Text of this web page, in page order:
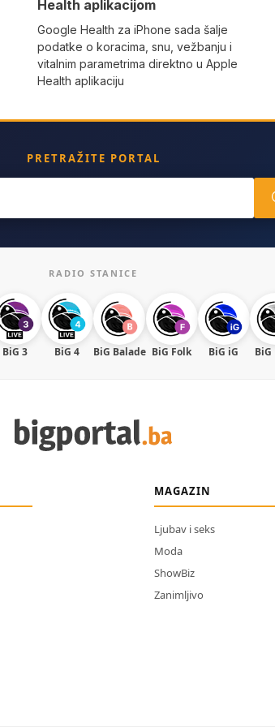
Health aplikacijom
Google Health za iPhone sada šalje
podatke o koracima, snu, vežbanju i
vitalnim parametrima direktno u Apple
Health aplikaciju
PRETRAŽITE PORTAL
RADIO STANICE
BiG 3 BiG 4 BiG Balade BiG Folk BiG iG BiG
MAGAZIN
Ljubav i seks
Moda
ShowBiz
Zanimljivo